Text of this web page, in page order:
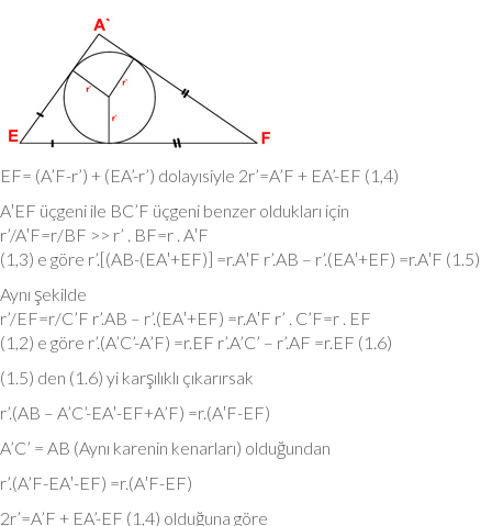
EF= (A’F-r’) + (EA’-r’) dolayısiyle 2r’=A’F + EA’-EF (1,4)
A′EF üçgeni ile BC’F üçgeni benzer oldukları için
r’/A′F=r/BF >> r’ . BF=r . A′F
(1,3) e göre r’.[(AB-(EA′+EF)] =r.A′F r’.AB – r’.(EA′+EF) =r.A′F (1.5)
Aynı şekilde
r’/EF=r/C’F r’.AB – r’.(EA′+EF) =r.A′F r’ . C’F=r . EF
(1,2) e göre r’.(A’C’-A’F) =r.EF r’.A’C’ – r’.AF =r.EF (1.6)
(1.5) den (1.6) yi karşılıklı çıkarırsak
r’.(AB – A’C’-EA′-EF+A’F) =r.(A′F-EF)
A’C’ = AB (Aynı karenin kenarları) olduğundan
r’.(A’F-EA′-EF) =r.(A′F-EF)
2r’=A’F + EA’-EF (1,4) olduğuna göre